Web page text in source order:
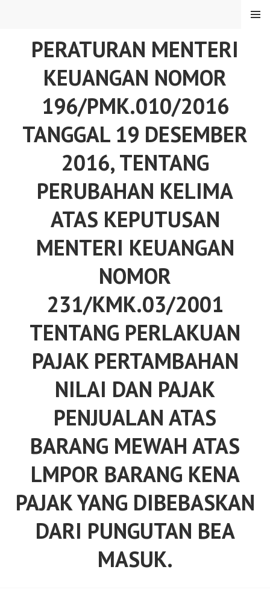
PERATURAN MENTERI
KEUANGAN NOMOR
196/PMK.010/2016
TANGGAL 19 DESEMBER
2016, TENTANG
PERUBAHAN KELIMA
ATAS KEPUTUSAN
MENTERI KEUANGAN
NOMOR
231/KMK.03/2001
TENTANG PERLAKUAN
PAJAK PERTAMBAHAN
NILAI DAN PAJAK
PENJUALAN ATAS
BARANG MEWAH ATAS
LMPOR BARANG KENA
PAJAK YANG DIBEBASKAN
DARI PUNGUTAN BEA
MASUK.
MENU